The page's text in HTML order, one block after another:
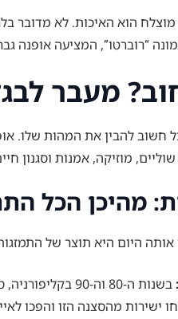
הוא האיכות. לא מדובר
“רוברטו”, המציעה אופנה
מעבר
להבין את המהות שלו.
מוזיקה, אמנות
מהיכן הכל
אותה היום היא תוצר של
בשנות ה-80